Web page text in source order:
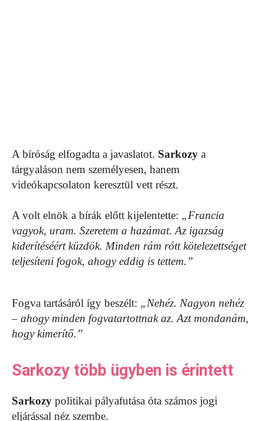
A bíróság elfogadta a javaslatot. Sarkozy a
tárgyaláson nem személyesen, hanem
videókapcsolaton keresztül vett részt.
A volt elnök a bírák előtt kijelentette: „Francia
vagyok, uram. Szeretem a hazámat. Az igazság
kiderítéséért küzdök. Minden rám rótt kötelezettséget
teljesíteni fogok, ahogy eddig is tettem.”
Fogva tartásáról így beszélt: „Nehéz. Nagyon nehéz
– ahogy minden fogvatartottnak az. Azt mondanám,
hogy kimerítő.”
Sarkozy több ügyben is érintett
Sarkozy politikai pályafutása óta számos jogi
eljárással néz szembe.